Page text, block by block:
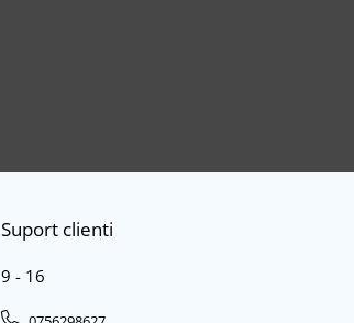
Suport clienti
9 - 16